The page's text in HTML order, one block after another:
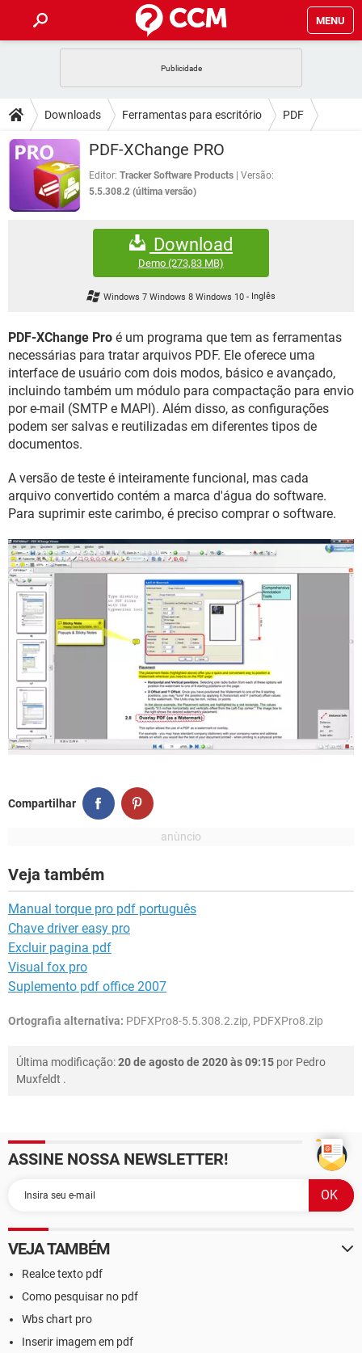
MENU
CELULAR FACEBOOK
OUTLOOK EXCEL
INSTAGRAM GMAIL
GUIA DE COMPRAS
DICAS
JOGOS
CELULAR
OUTLOOK EXCEL
DOWNLOADS
JOGOS WHATSAPP
CELULAR
EXCEL
GMAIL
FÓRUM
FACEBOOK
EXCEL
GMAIL
WHATSAPP
INSTAGRAM GMAIL
GUIA DE COMPRAS
Downloads Ferramentas para escritório PDF
PDF-XChange PRO
Editor: Tracker Software Products
Versão:
5.5.308.2 (última versão)
Download
Demo (273,83 MB)
Windows 7 Windows 8 Windows 10 - Inglês
PDF-XChange Pro é um programa que tem as ferramentas
necessárias para tratar arquivos PDF. Ele oferece uma
interface de usuário com dois modos, básico e avançado,
incluindo também um módulo para compactação para envio
por e-mail (SMTP e MAPI). Além disso, as configurações
podem ser salvas e reutilizadas em diferentes tipos de
documentos.
A versão de teste é inteiramente funcional, mas cada
arquivo convertido contém a marca d'água do software.
Para suprimir este carimbo, é preciso comprar o software.
Compartilhar
Veja também
Manual torque pro pdf português
Chave driver easy pro
Excluir pagina pdf
Visual fox pro
Suplemento pdf office 2007
Ortografia alternativa: PDFXPro8-5.5.308.2.zip, PDFXPro8.zip
Última modificação:20 de agosto de 2020 às 09:15 por Pedro
Muxfeldt .
ASSINE NOSSA NEWSLETTER!
VEJA TAMBÉM
Realce texto pdf
Como pesquisar no pdf
Wbs chart pro
Inserir imagem em pdf